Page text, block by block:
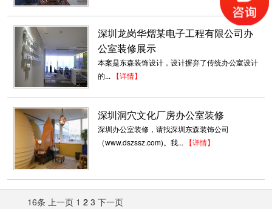
深圳龙岗华熠某电子工程有限公司办
公室装修展示
本案是东森装饰设计，设计摒弃了传统办公室设计
的... 【详情】
深圳洞穴文化厂房办公室装修
深圳办公室装修，请找深圳东森装饰公司
（www.dszssz.com)。我... 【详情】
16条 上一页 1 2 3 下一页